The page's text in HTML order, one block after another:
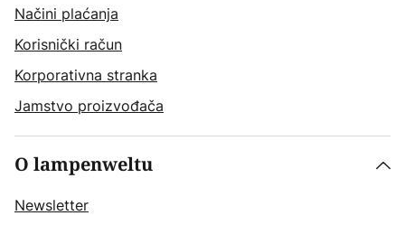
Načini plaćanja
Korisnički račun
Korporativna stranka
Jamstvo proizvođača
O lampenweltu
Newsletter